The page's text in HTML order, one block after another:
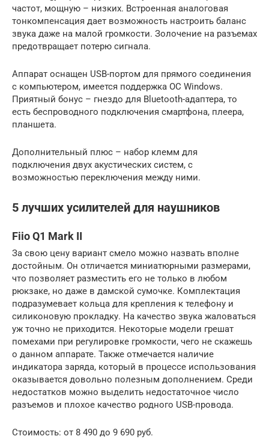
частот, мощную – низких. Встроенная аналоговая
тонкомпенсация дает возможность настроить баланс
звука даже на малой громкости. Золочение на разъемах
предотвращает потерю сигнала.
Аппарат оснащен USB-портом для прямого соединения
с компьютером, имеется поддержка ОС Windows.
Приятный бонус – гнездо для Bluetooth-адаптера, то
есть беспроводного подключения смартфона, плеера,
планшета.
Дополнительный плюс – набор клемм для
подключения двух акустических систем, с
возможностью переключения между ними.
5 лучших усилителей для наушников
Fiio Q1 Mark II
За свою цену вариант смело можно назвать вполне
достойным. Он отличается миниатюрными размерами,
что позволяет разместить его не только в любом
рюкзаке, но даже в дамской сумочке. Комплектация
подразумевает кольца для крепления к телефону и
силиконовую прокладку. На качество звука жаловаться
уж точно не приходится. Некоторые модели грешат
помехами при регулировке громкости, чего не скажешь
о данном аппарате. Также отмечается наличие
индикатора заряда, который в процессе использования
оказывается довольно полезным дополнением. Среди
недостатков можно выделить недостаточное число
разъемов и плохое качество родного USB-провода.
Стоимость: от 8 490 до 9 690 руб.